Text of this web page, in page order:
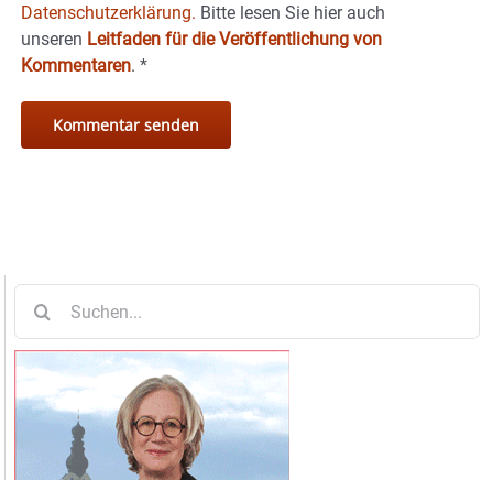
Datenschutzerklärung. Bitte lesen Sie hier auch
unseren Leitfaden für die Veröffentlichung von
Kommentaren. *
nach: